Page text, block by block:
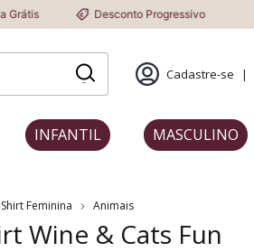
Desconto Progressivo
Cadastre-se |
INFANTIL MASCULINO
Feminina Animais
Wine & Cats Fun